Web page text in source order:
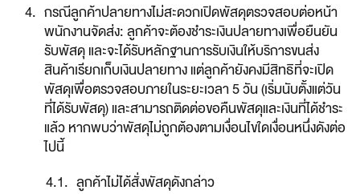
กรณีลูกค้าปลายทางไม่สะดวกเปิดพัสดุตรวจสอบต่อหน้า
พนักงานจัดส่ง: ลูกค้าจะต้องชำระเงินปลายทางเพื่อยืนยัน
รับพัสดุ และจะได้รับหลักฐานการรับเงินให้บริการขนส่ง
สินค้าเรียกเก็บเงินปลายทาง แต่ลูกค้ายังคงมีสิทธิที่จะเปิด
พัสดุเพื่อตรวจสอบภายในระยะเวลา 5 วัน (เริ่มนับตั้งแต่วัน
ที่ได้รับพัสดุ) และสามารถติดต่อขอคืนพัสดุและเงินที่ได้ชำระ
แล้ว หากพบว่าพัสดุไม่ถูกต้องตามเงื่อนไขใดเงื่อนหนึ่งดังต่อ
ไปนี้
ลูกค้าไม่ได้สั่งพัสดุดังกล่าว